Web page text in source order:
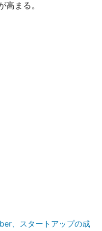
高まる。
、スタートアップの成